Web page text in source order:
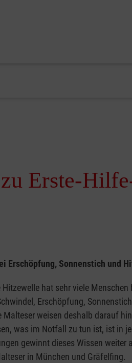
Erste-
Erschöpfung, Sonnenstich und
hat sehr viele Menschen
Erschöpfung,
weisen deshalb darauf
was im Notfall zu tun ist, ist in
gewinnt dieses Wissen weiter
in München und Gräfelfing.